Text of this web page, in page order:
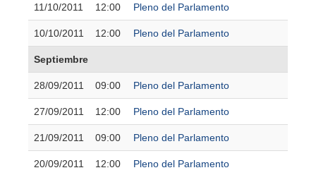
11/10/2011 12:00 Pleno del Parlamento
10/10/2011 12:00 Pleno del Parlamento
Septiembre
28/09/2011 09:00 Pleno del Parlamento
27/09/2011 12:00 Pleno del Parlamento
21/09/2011 09:00 Pleno del Parlamento
20/09/2011 12:00 Pleno del Parlamento